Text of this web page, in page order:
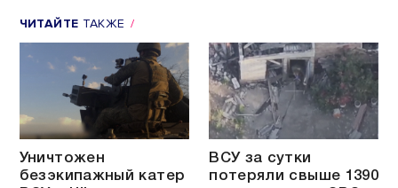
ЧИТАЙТЕ ТАКЖЕ
Уничтожен
безэкипажный катер
ВСУ за сутки
потеряли свыше 1390